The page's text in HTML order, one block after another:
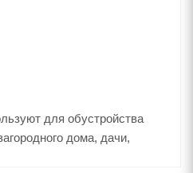
для обустройства
дома, дачи,